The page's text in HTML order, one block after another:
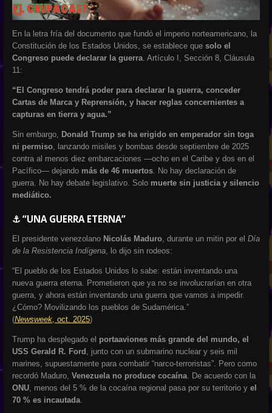
En la letra fría del documento que fundó el imperio norteamericano, la
Constitución de los Estados Unidos, se establece que solo el
Congreso puede declarar la guerra. Artículo I, Sección 8, Cláusula
11:
“El Congreso tendrá poder para declarar la guerra, conceder
Cartas de Marca y Reprensión, y hacer reglas concernientes a
capturas en tierra y agua.”
Sin embargo, Donald Trump se ha erigido en emperador sin toga
ni permiso, lanzando misiles y bombas desde septiembre de 2025
contra al menos diez embarcaciones —ocho en el Caribe y dos en el
Pacífico— dejando más de 46 muertos. No hay declaración de
guerra. No hay debate legislativo. Solo muerte sin justicia y silencio
mediático.
⚓ “UNA GUERRA ETERNA”
El presidente venezolano Nicolás Maduro , durante un mitin por el Día
de la Resistencia Indígena , lo dijo sin rodeos:
“El pueblo de los Estados Unidos lo sabe: están inventando una
nueva guerra eterna. Prometieron que ya no se involucrarían en otra
guerra, y ahora están inventando una guerra que vamos a impedir.
¿Cómo? Movilizando los pueblos de Sudamérica.”
(Newsweek , oct. 2025)
Trump ha desplegado el portaaviones más grande del mundo, el
USS Gerald R. Ford
, junto con un submarino nuclear y seis mil
marines, supuestamente para combatir “narco-terroristas”. Pero como
recordó Maduro, Venezuela no produce cocaína . De acuerdo con la
ONU , menos del 5 % de la cocaína regional pasa por su territorio y el
70 % es incautada